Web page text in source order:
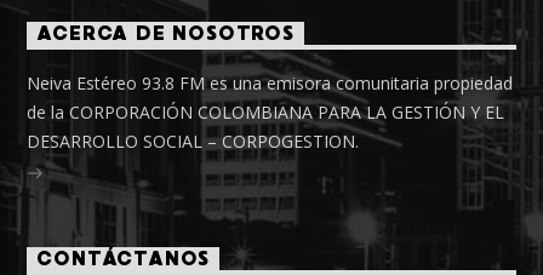
ACERCA DE NOSOTROS
Neiva Estéreo 93.8 FM es una emisora comunitaria propiedad
de la CORPORACIÓN COLOMBIANA PARA LA GESTIÓN Y EL
DESARROLLO SOCIAL – CORPOGESTION.
CONTÁCTANOS